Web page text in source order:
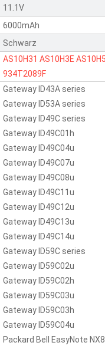
11.1V
6000mAh
Schwarz
AS10H31 AS10H3E
934T2089F
Gateway ID43A series
Gateway ID53A series
Gateway ID49C series
Gateway ID49C01h
Gateway ID49C04u
Gateway ID49C07u
Gateway ID49C08u
Gateway ID49C11u
Gateway ID49C12u
Gateway ID49C13u
Gateway ID49C14u
Gateway ID59C series
Gateway ID59C02u
Gateway ID59C02h
Gateway ID59C03u
Gateway ID59C03h
Gateway ID59C04u
Packard Bell EasyNote